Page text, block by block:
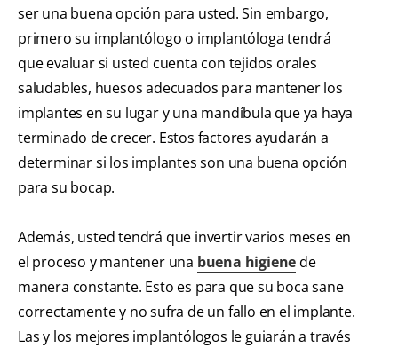
ser una buena opción para usted. Sin embargo,
primero su implantólogo o implantóloga tendrá
que evaluar si usted cuenta con tejidos orales
saludables, huesos adecuados para mantener los
implantes en su lugar y una mandíbula que ya haya
terminado de crecer. Estos factores ayudarán a
determinar si los implantes son una buena opción
para su bocap.
Además, usted tendrá que invertir varios meses en
el proceso y mantener una buena higienede
manera constante. Esto es para que su boca sane
correctamente y no sufra de un fallo en el implante.
Las y los mejores implantólogos le guiarán a través